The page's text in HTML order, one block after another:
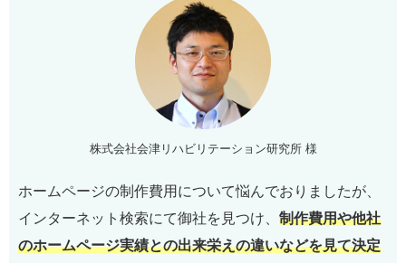
株式会社会津リハビリテーション研究所 様
ホームページの制作費用について悩んでおりましたが、
インターネット検索にて御社を見つけ、 制作費用や他社
のホームページ実績との出来栄えの違いなどを見て決定